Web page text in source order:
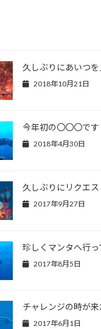
久しぶりにあいつ
2018年10月21日
今年初の〇〇〇です
2018年4月30日
久しぶりにリクエ
2017年9月27日
珍しくマンタへ行
2017年8月5日
チャレンジの時が
2017年6月1日